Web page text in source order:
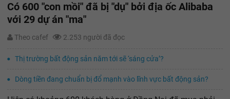
Có 600 "con mồi" đã bị "dụ" bởi địa ốc Alibaba
với 29 dự án "ma"
Theo cafef 2.253 người đã đọc
Thị trường bất động sản năm tới sẽ ‘sáng cửa’?
Dòng tiền đang chuẩn bị đổ mạnh vào lĩnh vực bất động sản?